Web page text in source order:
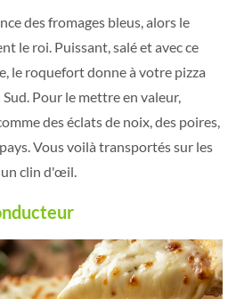
des fromages bleus, alors le
le roi. Puissant, salé et avec ce
le roquefort donne à votre pizza
Pour le mettre en valeur,
des éclats de noix, des poires,
Vous voilà transportés sur les
clin d'œil.